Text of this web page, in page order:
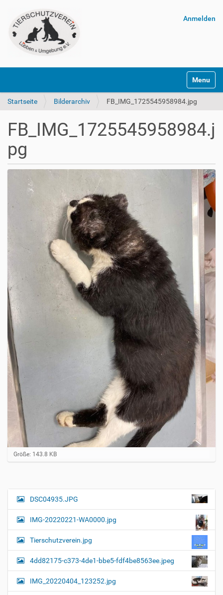
Anmelden
Startseite Bilderarchiv FB_IMG_1725545958984.jpg
FB_IMG_1725545958984.j
pg
Z
e
e
i
l
r
Größe: 143.8 KB
N
a
i
g
a
t
i
DSC04935.JPG
IMG-20220221-WA0000.jpg
Tierschutzverein.jpg
4dd82175-c373-4de1-bbe5-fdf4be8563ee.jpeg
IMG_20220404_123252.jpg